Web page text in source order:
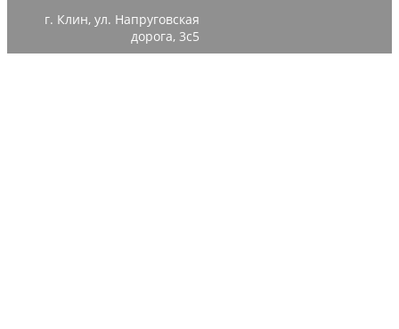
г. Клин, ул. Напруговская
дорога, 3с5